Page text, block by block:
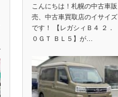
こんにちは！札幌の中古車販
売、中古車買取店のイサイズ
です！ 【レガシィＢ４ ２．
０ＧＴ ＢＬ５】が…